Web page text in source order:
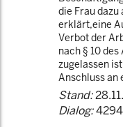
die Frau
erklärt,eine
Verbot der
nach § 10
zugelassen
Anschluss an
Stand:
Dialog: